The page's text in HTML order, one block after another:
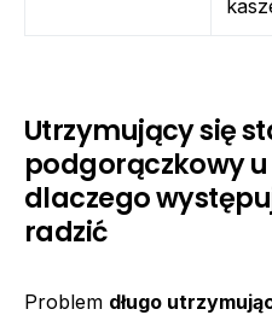
Utrzymujący się
podgorączkowy
dlaczego
radzić
Problem długo